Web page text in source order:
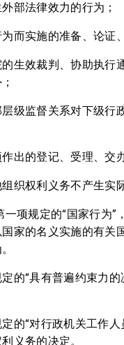
部法律效力的行为；
而实施的准备、论证
的生效裁判、协助执
层级监督关系对下级
出的登记、受理、交
织权利义务不产生实
项规定的“国家行为
家的名义实施的有关
的“具有普遍约束力
的“对行政机关工作
义务的决定。